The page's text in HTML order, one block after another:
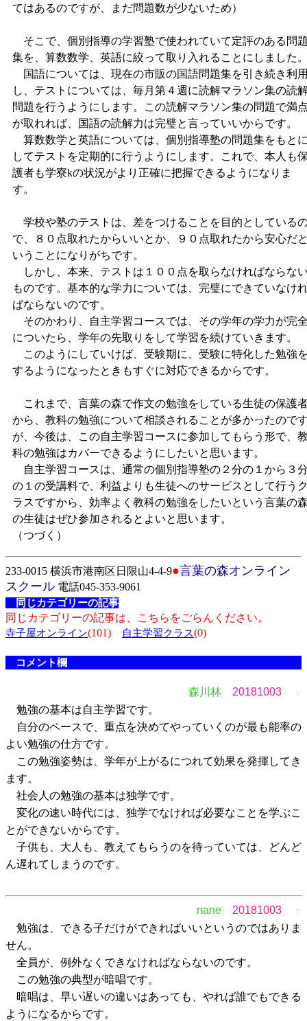
てはあるのですが、まだ問題数が少ないため）
そこで、個別指導の学習塾で使われていて定評のある問
集を、算数数学、英語に絞って取り入れることにしました
国語については、現在の市販の国語問題集を引き続き利
し、テストについては、毎月第４週に読解マラソン集の読
問題を行うようにします。この読解マラソン集の問題で満
が取れれば、国語の読解力は完璧と言っていいからです。
算数数学と英語については、個別指導塾の問題集をもと
してテストを定期的に行うようにします。これで、本人も
護者も学寮kの状況がより正確に把握できるようになりま
す。
学校や塾のテストは、差をつけることを目的としている
で、８０点取れたからいいとか、９０点取れたから安心だ
いうことになりがちです。
しかし、本来、テストは１００点を取らなければならな
ものです。基本的な学力については、完璧にできていなけ
ばならないのです。
そのかわり、自主学習コースでは、その学年の学力が完
についたら、学年の先取りをして学習を続けていきます。
このようにしていけば、受験期に、受験に特化した勉強
するようになったときもすぐに対応できるからです。
これまで、言葉の森で作文の勉強をしている生徒の保護
から、教科の勉強について相談されることが多かったので
が、今後は、この自主学習コースに参加してもらう形で、
科の勉強はカバーできるようにしたいと思います。
自主学習コースは、通常の個別指導塾の２分の１から３
の１の受講料で、利益よりも生徒へのサービスとして行う
ラスですから、効率よく教科の勉強をしたいという言葉の
の生徒はぜひ参加されるとよいと思います。
（つづく）
233-0015 横浜市港南区日限山4-4-9●言葉の森オンライン
スクール 電話045-353-9061
同じカテゴリーの記事
同じカテゴリーの記事は、こちらをごらんください。
寺子屋オンライン(101) 自主学習クラス(0)
コメント欄
森川林 20181003 ▽
勉強の基本は自主学習です。
自分のペースで、重点を決めてやっていくのが最も能率の
よい勉強の仕方です。
この勉強姿勢は、学年が上がるにつれて効果を発揮してき
ます。
社会人の勉強の基本は独学です。
変化の速い時代には、独学でなければ必要なことを学ぶこ
とができないからです。
子供も、大人も、教えてもらうのを待っていては、どんど
ん遅れてしまうのです。
nane 20181003 ▽
勉強は、できる子だけができればいいというのではありま
せん。
全員が、例外なくできなければならないのです。
この勉強の典型が暗唱です。
暗唱は、早い遅いの違いはあっても、やれば誰でもできる
ようになるからです。